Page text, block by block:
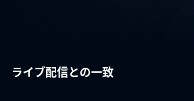
ライブ配信との一致